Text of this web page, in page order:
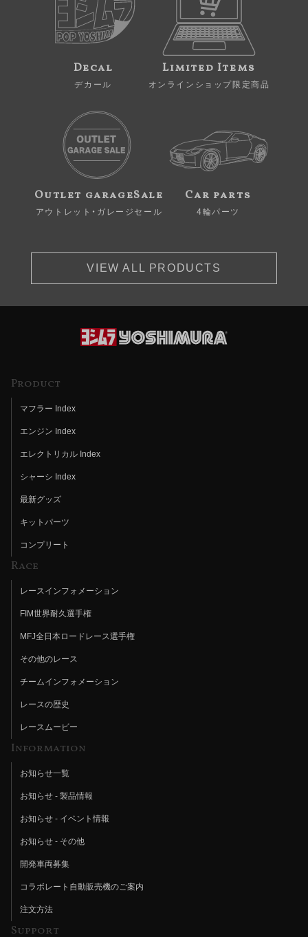
Decal
デカール
Limited Items
オンラインショップ限定商品
Outlet garageSale
アウトレット・ガレージセール
Car parts
4輪パーツ
VIEW ALL PRODUCTS
Product
マフラー Index
エンジン Index
エレクトリカル Index
シャーシ Index
最新グッズ
キットパーツ
コンプリート
Race
レースインフォメーション
FIM世界耐久選手権
MFJ全日本ロードレース選手権
その他のレース
チームインフォメーション
レースの歴史
レースムービー
Information
お知らせ一覧
お知らせ - 製品情報
お知らせ - イベント情報
お知らせ - その他
開発車両募集
コラボレート自動販売機のご案内
注文方法
Support